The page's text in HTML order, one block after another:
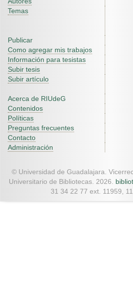
Temas
Publicar
Como agregar mis trabajos
Información para tesistas
Subir tesis
Subir artículo
Acerca de RIUdeG
Contenidos
Políticas
Preguntas frecuentes
Contacto
Administración
© Universidad de Guadalajara.
Universitario de Bibliotecas. 2026.
31 34 22 77 ext. 11959,